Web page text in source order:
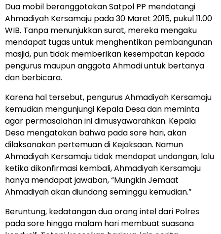
Dua mobil beranggotakan Satpol PP mendatangi
Ahmadiyah Kersamaju pada 30 Maret 2015, pukul 11.00
WIB. Tanpa menunjukkan surat, mereka mengaku
mendapat tugas untuk menghentikan pembangunan
masjid, pun tidak memberikan kesempatan kepada
pengurus maupun anggota Ahmadi untuk bertanya
dan berbicara.
Karena hal tersebut, pengurus Ahmadiyah Kersamaju
kemudian mengunjungi Kepala Desa dan meminta
agar permasalahan ini dimusyawarahkan. Kepala
Desa mengatakan bahwa pada sore hari, akan
dilaksanakan pertemuan di Kejaksaan. Namun
Ahmadiyah Kersamaju tidak mendapat undangan, lalu
ketika dikonfirmasi kembali, Ahmadiyah Kersamaju
hanya mendapat jawaban, “Mungkin Jemaat
Ahmadiyah akan diundang seminggu kemudian.”
Beruntung, kedatangan dua orang intel dari Polres
pada sore hingga malam hari membuat suasana